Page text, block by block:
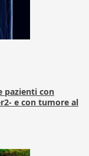
pazienti con
e con tumore al